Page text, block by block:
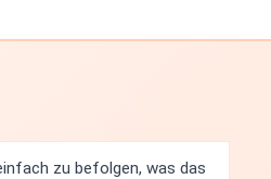
zu befolgen, was das